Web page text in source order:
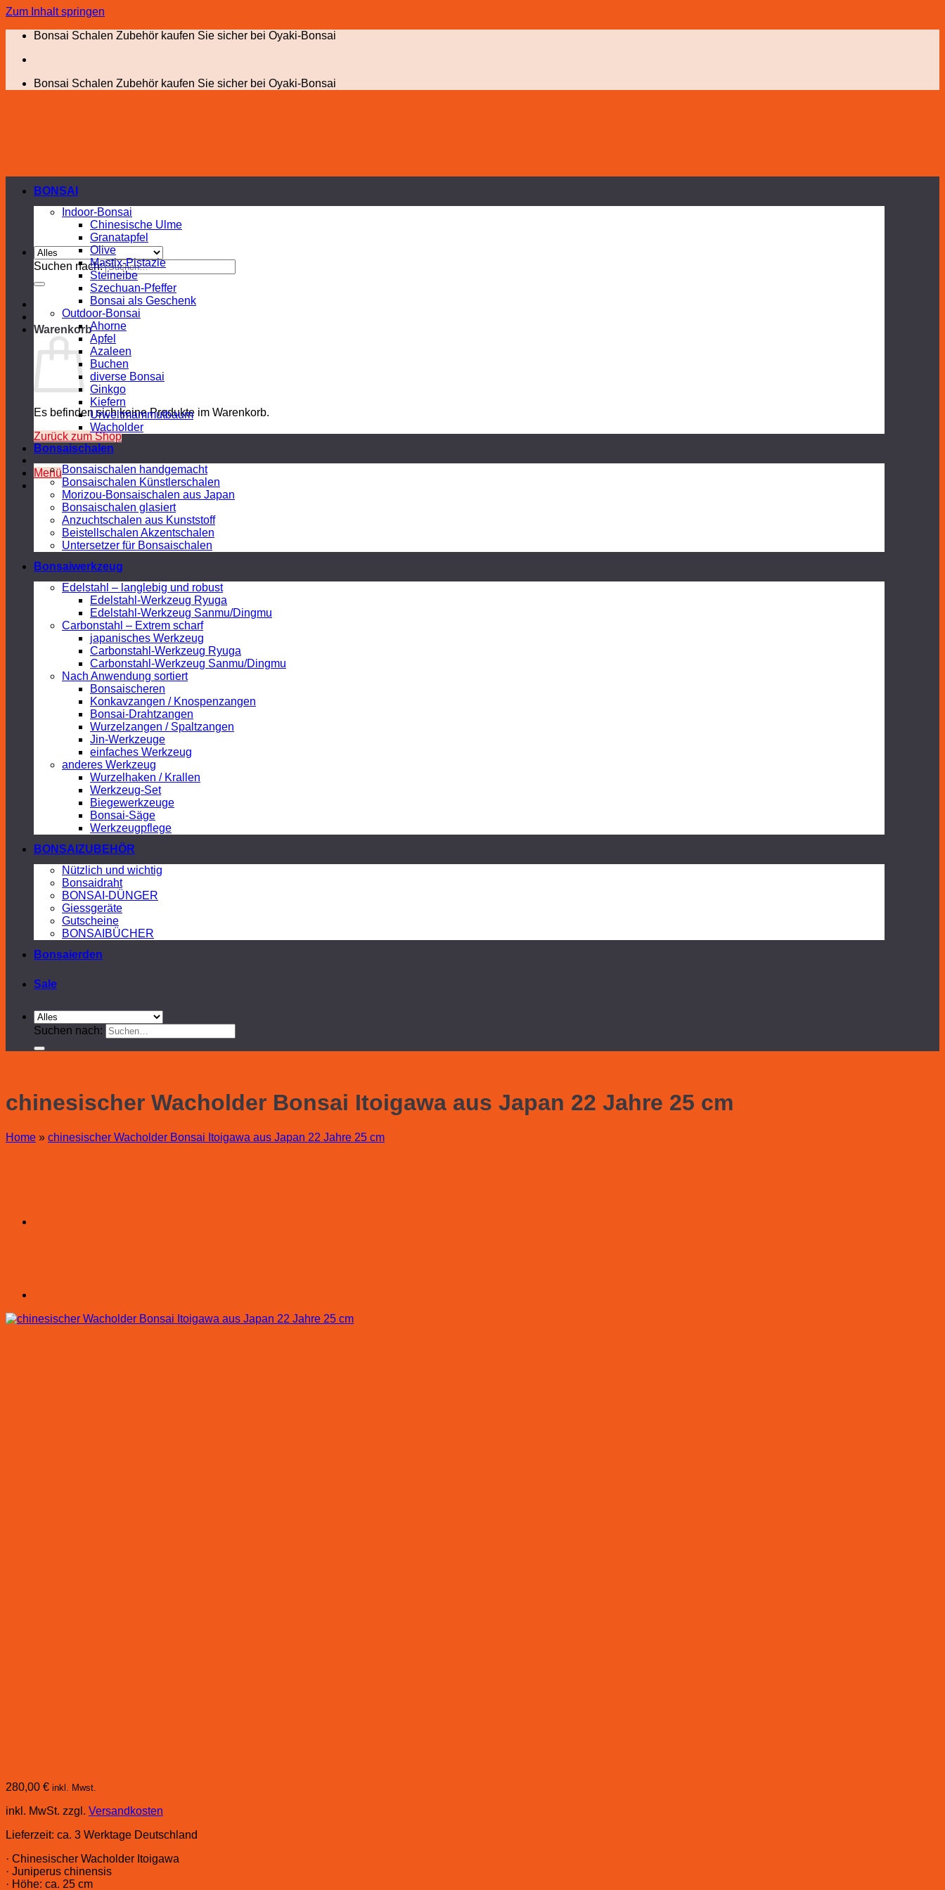
Zum Inhalt springen
Bonsai Schalen Zubehör kaufen Sie sicher bei Oyaki-Bonsai
Bonsai Schalen Zubehör kaufen Sie sicher bei Oyaki-Bonsai
Suchen nach:
Warenkorb
Es befinden sich keine Produkte im Warenkorb.
Zurück zum Shop
Menü
BONSAI
Indoor-Bonsai
Chinesische Ulme
Granatapfel
Olive
Mastix-Pistazie
Steineibe
Szechuan-Pfeffer
Bonsai als Geschenk
Outdoor-Bonsai
Ahorne
Apfel
Azaleen
Buchen
diverse Bonsai
Ginkgo
Kiefern
Urweltmammutbaum
Wacholder
Bonsaischalen
Bonsaischalen handgemacht
Bonsaischalen Künstlerschalen
Morizou-Bonsaischalen aus Japan
Bonsaischalen glasiert
Anzuchtschalen aus Kunststoff
Beistellschalen Akzentschalen
Untersetzer für Bonsaischalen
Bonsaiwerkzeug
Edelstahl – langlebig und robust
Edelstahl-Werkzeug Ryuga
Edelstahl-Werkzeug Sanmu/Dingmu
Carbonstahl – Extrem scharf
japanisches Werkzeug
Carbonstahl-Werkzeug Ryuga
Carbonstahl-Werkzeug Sanmu/Dingmu
Nach Anwendung sortiert
Bonsaischeren
Konkavzangen / Knospenzangen
Bonsai-Drahtzangen
Wurzelzangen / Spaltzangen
Jin-Werkzeuge
einfaches Werkzeug
anderes Werkzeug
Wurzelhaken / Krallen
Werkzeug-Set
Biegewerkzeuge
Bonsai-Säge
Werkzeugpflege
BONSAIZUBEHÖR
Nützlich und wichtig
Bonsaidraht
BONSAI-DÜNGER
Giessgeräte
Gutscheine
BONSAIBÜCHER
Bonsaierden
Sale
Suchen nach:
chinesischer Wacholder Bonsai Itoigawa aus Japan 22 Jahre 25 cm
Home » chinesischer Wacholder Bonsai Itoigawa aus Japan 22 Jahre 25 cm
280,00 € inkl. Mwst.
inkl. MwSt. zzgl. Versandkosten
Lieferzeit: ca. 3 Werktage Deutschland
· Chinesischer Wacholder Itoigawa
· Juniperus chinensis
· Höhe: ca. 25 cm